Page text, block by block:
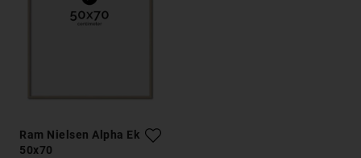
Ram Nielsen Alpha Ek
50x70